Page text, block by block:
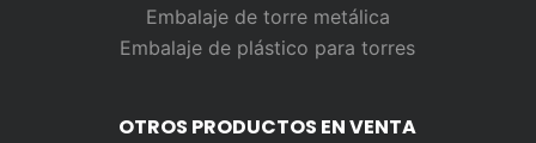
Embalaje de torre metálica
Embalaje de plástico para torres
OTROS PRODUCTOS EN VENTA